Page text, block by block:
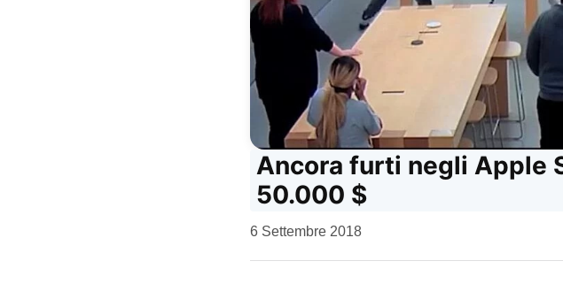
Ancora furti negli Apple
50.000 $
da
6 Settembre 2018